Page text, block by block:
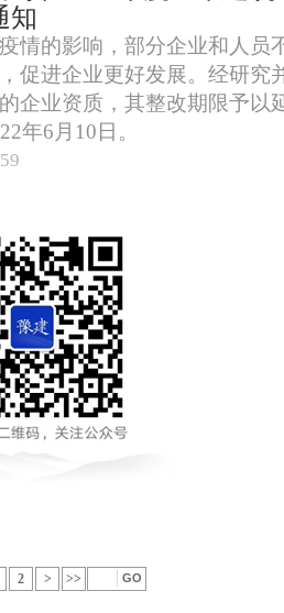
知
情的影响，部分企业和人员
促进企业更好发展。经研究
企业资质，其整改期限予以
年6月10日。
2 > >>